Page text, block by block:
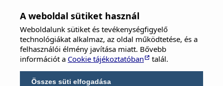
MFOE
MAGYAR FÜL-, ORR-, GÉGE ÉS FEJ-,
NYAKSEBÉSZ ORVOSOK EGYESÜLETE
Hungarian Society of Oto-Rhino-Laryngology,
Head & Neck Surgery
A weboldal sütiket használ
Weboldalunk sütiket és tevékenységfigyelő
technológiákat alkalmaz, az oldal működtetése, és a
felhasználói élmény javítása miatt. Bővebb
információt a Cookie tájékoztatóban talál.
Összes süti elfogadása